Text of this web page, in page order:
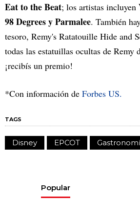
Eat to the Beat; los artistas incluyen
98 Degrees y Parmalee. También
tesoro, Remy's Ratatouille Hide and
todas las estatuillas ocultas de Remy
¡recibís un premio!
*Con información de Forbes US.
TAGS
Disney EPCOT
Popular